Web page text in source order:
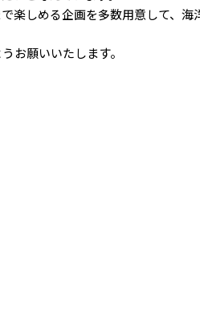
楽しめる企画を多数用意して、
お願いいたします。